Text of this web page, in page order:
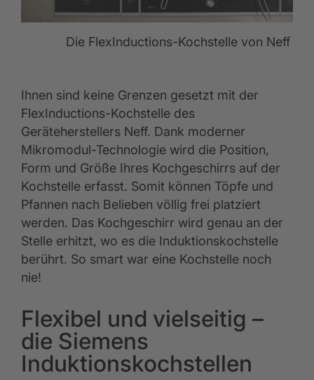
Die FlexInductions-Kochstelle von Neff
Ihnen sind keine Grenzen gesetzt mit der
FlexInductions-Kochstelle des
Geräteherstellers Neff. Dank moderner
Mikromodul-Technologie wird die Position,
Form und Größe Ihres Kochgeschirrs auf der
Kochstelle erfasst. Somit können Töpfe und
Pfannen nach Belieben völlig frei platziert
werden. Das Kochgeschirr wird genau an der
Stelle erhitzt, wo es die Induktionskochstelle
berührt. So smart war eine Kochstelle noch
nie!
Flexibel und vielseitig –
die Siemens
Induktionskochstellen